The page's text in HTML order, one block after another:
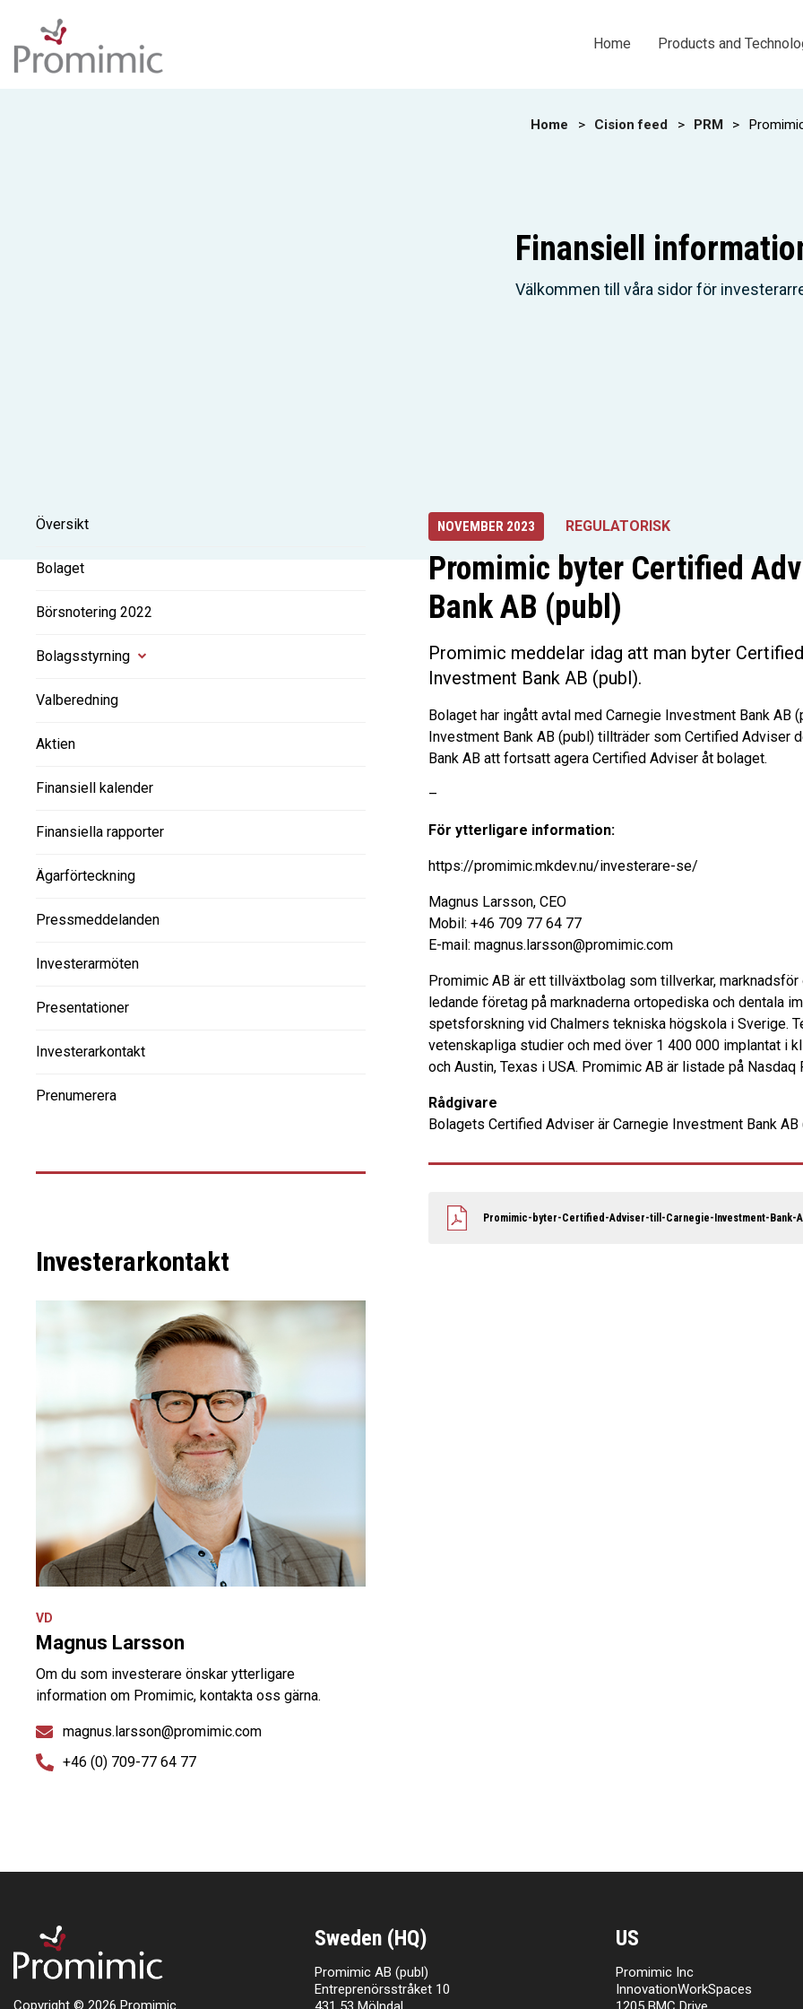
Home Products and
Home > Cision feed > PRM >
Finansiell
Välkommen till våra sidor för
Översikt
Bolaget
Börsnotering 2022
Bolagsstyrning
Valberedning
Aktien
Finansiell kalender
Finansiella rapporter
Ägarförteckning
Pressmeddelanden
Investerarmöten
Presentationer
Investerarkontakt
Prenumerera
Investerarkontakt
VD
Magnus Larsson
Om du som investerare önskar ytterligare
information om Promimic, kontakta oss gärna.
magnus.larsson@promimic.com
+46 (0) 709-77 64 77
NOVEMBER 2023 REGULATORISK
Promimic byter Certified
Bank AB (publ)
Promimic meddelar idag att man byter
Investment Bank AB (publ).
Bolaget har ingått avtal med Carnegie Investment Bank
Investment Bank AB (publ) tillträder som Certified Adviser
Bank AB att fortsatt agera Certified Adviser åt bolaget.
–
För ytterligare information:
https://promimic.mkdev.nu/investerare-se/
Magnus Larsson, CEO
Mobil: +46 709 77 64 77
E-mail: magnus.larsson@promimic.com
Promimic AB är ett tillväxtbolag som tillverkar,
ledande företag på marknaderna ortopediska och dentala
spetsforskning vid Chalmers tekniska högskola i Sverige.
vetenskapliga studier och med över 1 400 000 implantat i
och Austin, Texas i USA. Promimic AB är listade på
Rådgivare
Bolagets Certified Adviser är Carnegie Investment Bank AB
Promimic-byter-Certified-Adviser-till-Carnegie-Investment-Bank-
Copyright © 2026 Promimic.
Sweden (HQ)
Promimic AB (publ)
Entreprenörsstråket 10
US
Promimic Inc
InnovationWorkSpaces